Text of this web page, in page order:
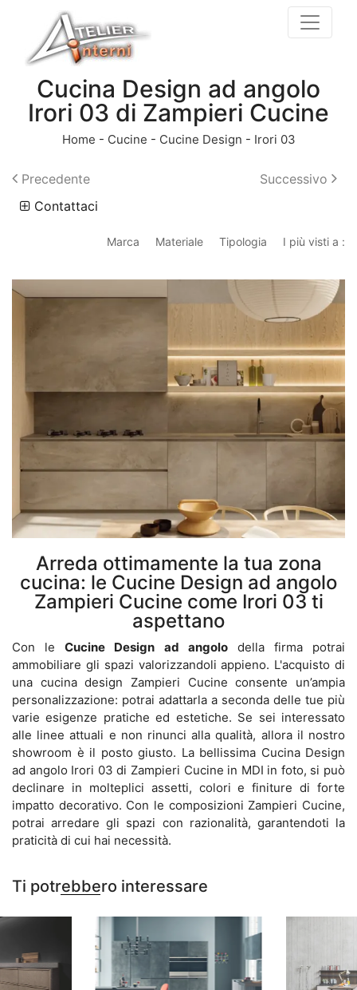
Cucina Design ad angolo
Irori 03 di Zampieri Cucine
Home - Cucine - Cucine Design - Irori 03
Precedente
Successivo
Contattaci
Marca Materiale Tipologia I più visti a :
Arreda ottimamente la tua zona
cucina: le Cucine Design ad angolo
Zampieri Cucine come Irori 03 ti
aspettano
Con leCucine Design ad angolodella firma potrai
ammobiliare gli spazi valorizzandoli appieno. L'acquisto di
una cucina design Zampieri Cucine consente un’ampia
personalizzazione: potrai adattarla a seconda delle tue più
varie esigenze pratiche ed estetiche. Se sei interessato
alle linee attuali e non rinunci alla qualità, allora il nostro
showroom è il posto giusto. La bellissima Cucina Design
ad angolo Irori 03 di Zampieri Cucine in MDI in foto, si può
declinare in molteplici assetti, colori e finiture di forte
impatto decorativo. Con le composizioni Zampieri Cucine,
potrai arredare gli spazi con razionalità, garantendoti la
praticità di cui hai necessità.
Ti potrebbero interessare